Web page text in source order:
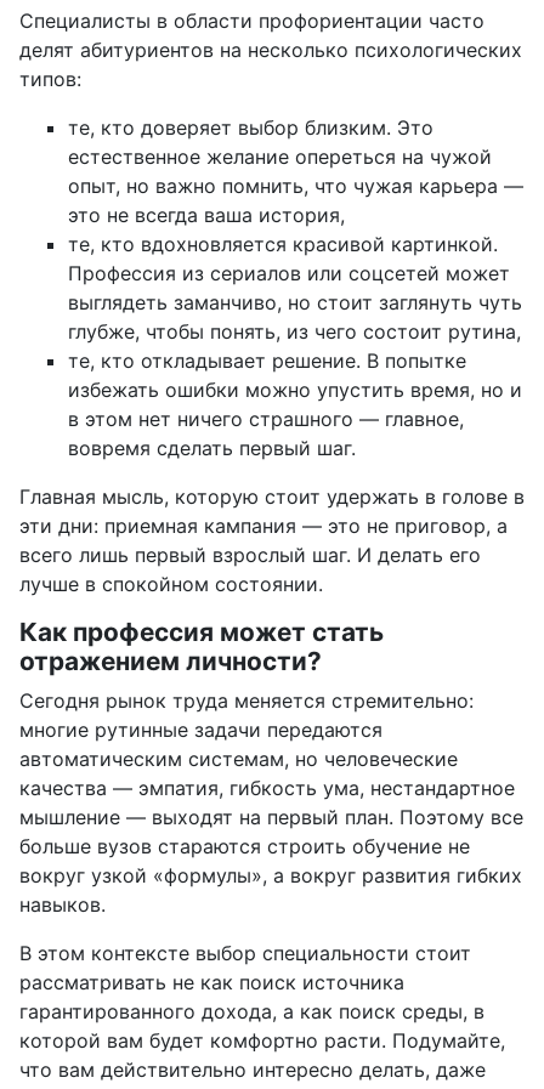
Специалисты в области профориентации часто
делят абитуриентов на несколько психологических
типов:
те, кто доверяет выбор близким. Это
естественное желание опереться на чужой
опыт, но важно помнить, что чужая карьера —
это не всегда ваша история,
те, кто вдохновляется красивой картинкой.
Профессия из сериалов или соцсетей может
выглядеть заманчиво, но стоит заглянуть чуть
глубже, чтобы понять, из чего состоит рутина,
те, кто откладывает решение. В попытке
избежать ошибки можно упустить время, но и
в этом нет ничего страшного — главное,
вовремя сделать первый шаг.
Главная мысль, которую стоит удержать в голове в
эти дни: приемная кампания — это не приговор, а
всего лишь первый взрослый шаг. И делать его
лучше в спокойном состоянии.
Как профессия может стать
отражением личности?
Сегодня рынок труда меняется стремительно:
многие рутинные задачи передаются
автоматическим системам, но человеческие
качества — эмпатия, гибкость ума, нестандартное
мышление — выходят на первый план. Поэтому все
больше вузов стараются строить обучение не
вокруг узкой «формулы», а вокруг развития гибких
навыков.
В этом контексте выбор специальности стоит
рассматривать не как поиск источника
гарантированного дохода, а как поиск среды, в
которой вам будет комфортно расти. Подумайте,
что вам действительно интересно делать, даже